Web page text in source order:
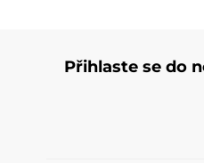
Přihlaste se do